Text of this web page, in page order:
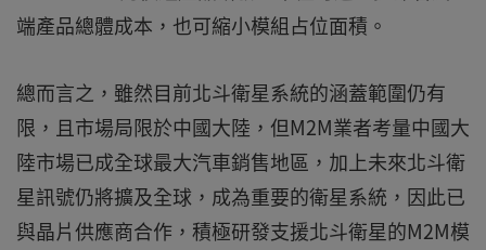
端產品總體成本，也可縮小模組占位面積。
總而言之，雖然目前北斗衛星系統的涵蓋範圍仍有
限，且市場局限於中國大陸，但M2M業者考量中國大
陸市場已成全球最大汽車銷售地區，加上未來北斗衛
星訊號仍將擴及全球，成為重要的衛星系統，因此已
與晶片供應商合作，積極研發支援北斗衛星的M2M模